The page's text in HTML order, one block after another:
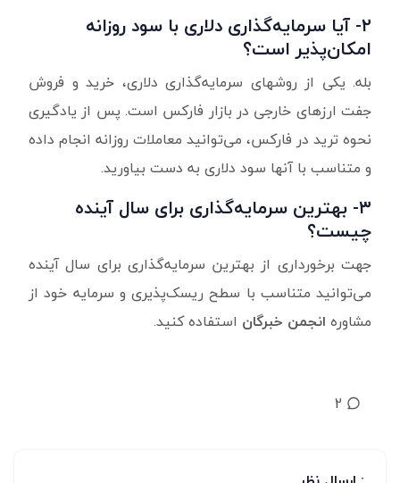
۲- آیا سرمایه‌گذاری دلاری با سود روزانه
امکان‌پذیر است؟
بله. یکی از روشهای سرمایه‌گذاری دلاری، خرید و فروش
جفت ارزهای خارجی در بازار فارکس است. پس از یادگیری
نحوه ترید در فارکس، می‌توانید معاملات روزانه انجام داده
و متناسب با آنها سود دلاری به دست بیاورید.
۳- بهترین سرمایه‌گذاری برای سال آینده
چیست؟
جهت برخورداری از بهترین سرمایه‌گذاری برای سال آینده
می‌توانید متناسب با سطح ریسک‌پذیری و سرمایه خود از
مشاوره انجمن خبرگان استفاده کنید.
2